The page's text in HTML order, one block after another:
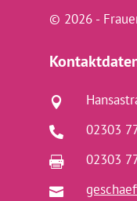
© 2026 -

 02303
 02303
